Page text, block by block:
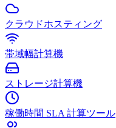
クラウドホスティング
帯域幅計算機
ストレージ計算機
稼働時間 SLA 計算ツール